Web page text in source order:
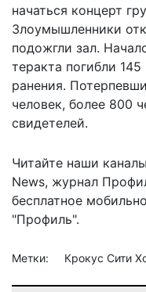
начаться концерт
Злоумышленники
подожгли зал.
теракта погибли
ранения.
человек, более 800
свидетелей.
Читайте наши
News, журнал
бесплатное
"Профиль".
Метки: Крокус Сити